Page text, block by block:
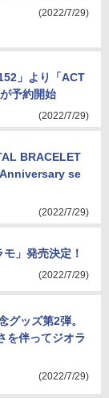
(2022/7/29)
」より「ACT
予約開始
(2022/7/29)
BRACELET
se
(2022/7/29)
」発売決定！
(2022/7/29)
グッズ第2弾。
を伴ってジオラ
(2022/7/29)